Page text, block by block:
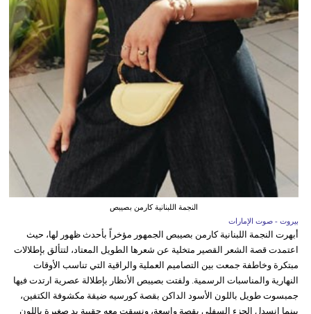
النجمة اللبنانية كارمن بصيبص
بيروت - صوت الإمارات
أبهرت النجمة اللبنانية كارمن بصيبص الجمهور مؤخراً بأحدث ظهور لها، حيث
اعتمدت قصة الشعر القصير متخلية عن شعرها الطويل المعتاد، لتتألق بإطلالات
مبتكرة وخاطفة جمعت بين التصاميم العملية والراقية التي تناسب الأوقات
النهارية والمناسبات الرسمية. ولفتت بصيبص الأنظار بإطلالة عصرية ارتدت فيها
جمبسوت طويل باللون الأسود الداكن بقصة كورسيه ضيقة مكشوفة الكتفين،
بينما انسدل الجزء السفلي بقصة واسعة، ونسقت معه حقيبة يد صغيرة باللون